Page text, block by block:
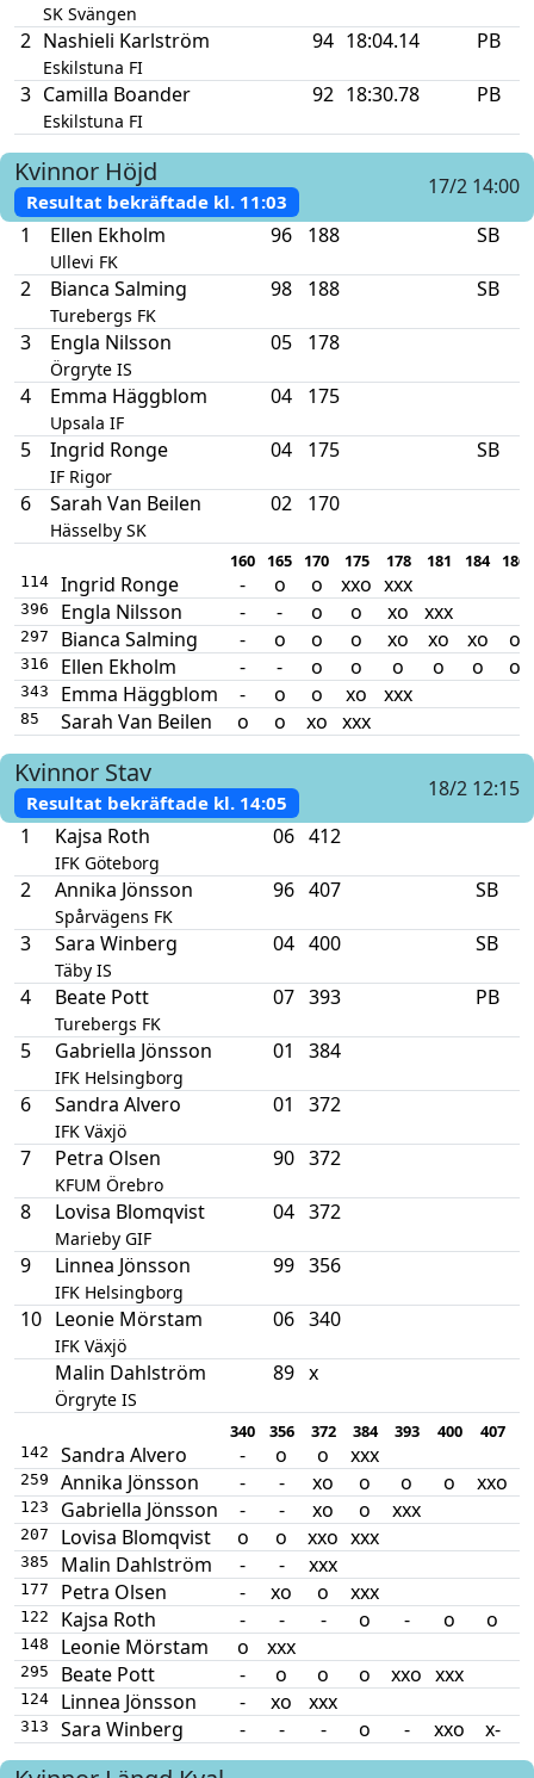
SK Svängen
2 Nashieli Karlström
Eskilstuna FI
94 18:04.14 PB
3 Camilla Boander
Eskilstuna FI
92 18:30.78 PB
Kvinnor Höjd
Resultat bekräftade kl.11:03
17/2 14:00
1
Ellen Ekholm
Ullevi FK
96 188 SB
2 Bianca Salming
Turebergs FK
98 188 SB
3 Engla Nilsson
Örgryte IS
05 178
4 Emma Häggblom
Upsala IF
04 175
5 Ingrid Ronge
IF Rigor
04 175 SB
6 Sarah Van Beilen
Hässelby SK
02 170
160 165 170 175 178 181 184 186
114 Ingrid Ronge - o o xxo xxx
396 Engla Nilsson - - o o xo xxx
297 Bianca Salming - o o o xo xo xo o
316 Ellen Ekholm - - o o o o o o
343 Emma Häggblom - o o xo xxx
85 Sarah Van Beilen o o xo xxx
Kvinnor Stav
Resultat bekräftade kl.14:05
18/2 12:15
1
Kajsa Roth
IFK Göteborg
06 412
2 Annika Jönsson
Spårvägens FK
96 407 SB
3 Sara Winberg
Täby IS
04 400 SB
4 Beate Pott
Turebergs FK
07 393 PB
5 Gabriella Jönsson
IFK Helsingborg
01 384
6 Sandra Alvero
IFK Växjö
01 372
7 Petra Olsen
KFUM Örebro
90 372
8 Lovisa Blomqvist
Marieby GIF
04 372
9 Linnea Jönsson
IFK Helsingborg
99 356
10 Leonie Mörstam
IFK Växjö
06 340
Malin Dahlström
Örgryte IS
89 x
340 356 372 384 393 400 407
142 Sandra Alvero - o o xxx
259 Annika Jönsson - - xo o o o xxo
123 Gabriella Jönsson - - xo o xxx
207 Lovisa Blomqvist o o xxo xxx
385 Malin Dahlström - - xxx
177 Petra Olsen - xo o xxx
122 Kajsa Roth - - - o - o o
148 Leonie Mörstam o xxx
295 Beate Pott - o o o xxo xxx
124 Linnea Jönsson - xo xxx
313 Sara Winberg - - - o - xxo x-